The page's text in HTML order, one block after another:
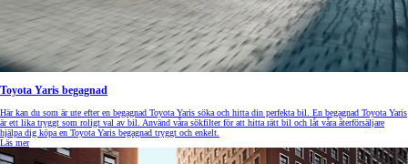
Toyota Yaris begagnad
Här kan du som är ute efter en begagnad Toyota Yaris söka och hitta din perfekta bil. En begagnad Toyota Yaris
är ett lika tryggt som roligt val av bil. Använd våra sökfilter för att hitta rätt bil och låt våra återförsäljare
hjälpa dig köpa en Toyota Yaris begagnad tryggt och enkelt.
Läs mer